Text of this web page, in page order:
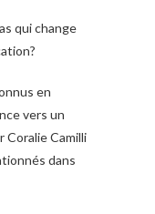
qui change
en
vers un
Coralie Camilli
dans